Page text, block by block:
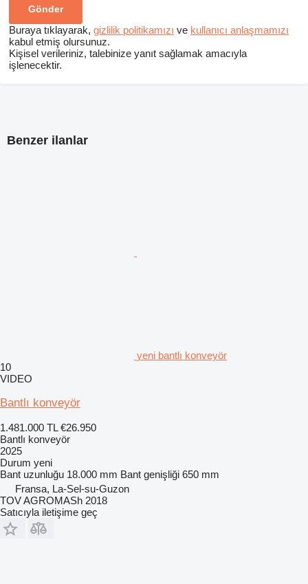
Buraya tıklayarak, gizlilik politikamızı ve kullanıcı anlaşmamızı
kabul etmiş olursunuz.
Kişisel verileriniz, talebinize yanıt sağlamak amacıyla
işlenecektir.
Benzer ilanlar
yeni bantlı konveyör
10
VIDEO
Bantlı konveyör
1.481.000 TL €26.950
Bantlı konveyör
2025
Durum yeni
Bant uzunluğu 18.000 mm Bant genişliği 650 mm
Fransa, La-Sel-su-Guzon
TOV AGROMASh 2018
Satıcıyla iletişime geç